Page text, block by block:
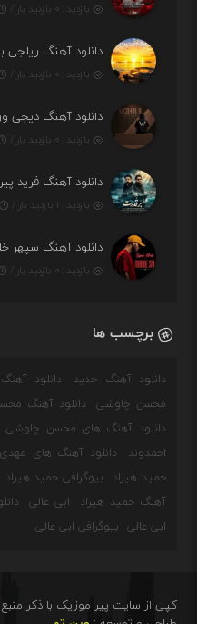
بازدید : ۰ بازدید بار /
دانلود آهنگ ریلجی به نام
بازدید : ۰ بازدید بار /
دانلود آهنگ دیجی ورسی
بازدید : ۰ بازدید بار /
بازدید : ۱ بازدید بار /
دانلود آهنگ سپهر
بازدید : ۰ بازدید بار /
برچسب ها
دانلود آهنگ جدید دانلود آهنگ
محسن چاوشی
دانلود آهنگ
دانلود آهنگ های محسن چاوشی
احمدوند
دانلود آهنگ های
حمید هیراد
بیوگرافی حمید هیراد
آهنگ حمید هیراد
ابی عالی
ابی عالی
بیوگرافی ابی عالی
کپی از سایت پیر موزیک با ذکر منبع